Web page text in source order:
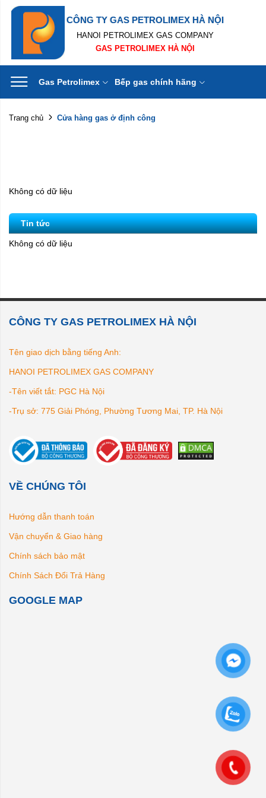
CÔNG TY GAS PETROLIMEX HÀ NỘI
HANOI PETROLIMEX GAS COMPANY
GAS PETROLIMEX HÀ NỘI
Gas Petrolimex Bếp gas chính hãng
Trang chủ Cửa hàng gas ở định công
Không có dữ liệu
Tin tức
Không có dữ liệu
CÔNG TY GAS PETROLIMEX HÀ NỘI
Tên giao dịch bằng tiếng Anh:
HANOI PETROLIMEX GAS COMPANY
-Tên viết tắt: PGC Hà Nội
-Trụ sở: 775 Giải Phóng, Phường Tương Mai, TP. Hà Nội
VỀ CHÚNG TÔI
Hướng dẫn thanh toán
Vận chuyển & Giao hàng
Chính sách bảo mật
Chính Sách Đổi Trả Hàng
GOOGLE MAP